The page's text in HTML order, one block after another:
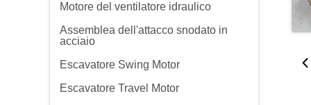
Motore del ventilatore idraulico
Assemblea dell'attacco snodato in
acciaio
Escavatore Swing Motor
Escavatore Travel Motor